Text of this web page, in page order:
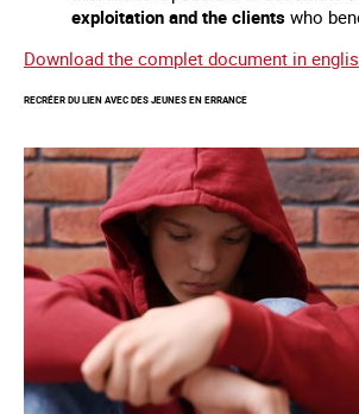
exploitation and the clients who
Download the complet document in
RECRÉER DU LIEN AVEC DES JEUNES EN ERRANCE